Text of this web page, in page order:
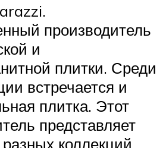
производитель
и
плитки. Среди
встречается и
плитка. Этот
представляет
разных коллекций,